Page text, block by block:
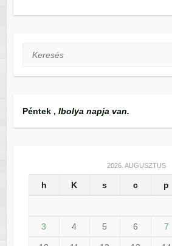
Keresés
Péntek , Ibolya napja van.
2026. AUGUSZTUS
h K s c p
3 4 5 6 7